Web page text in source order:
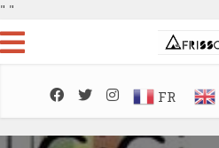
" "
FR